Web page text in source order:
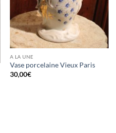
A LA UNE
Vase porcelaine Vieux Paris
30,00€